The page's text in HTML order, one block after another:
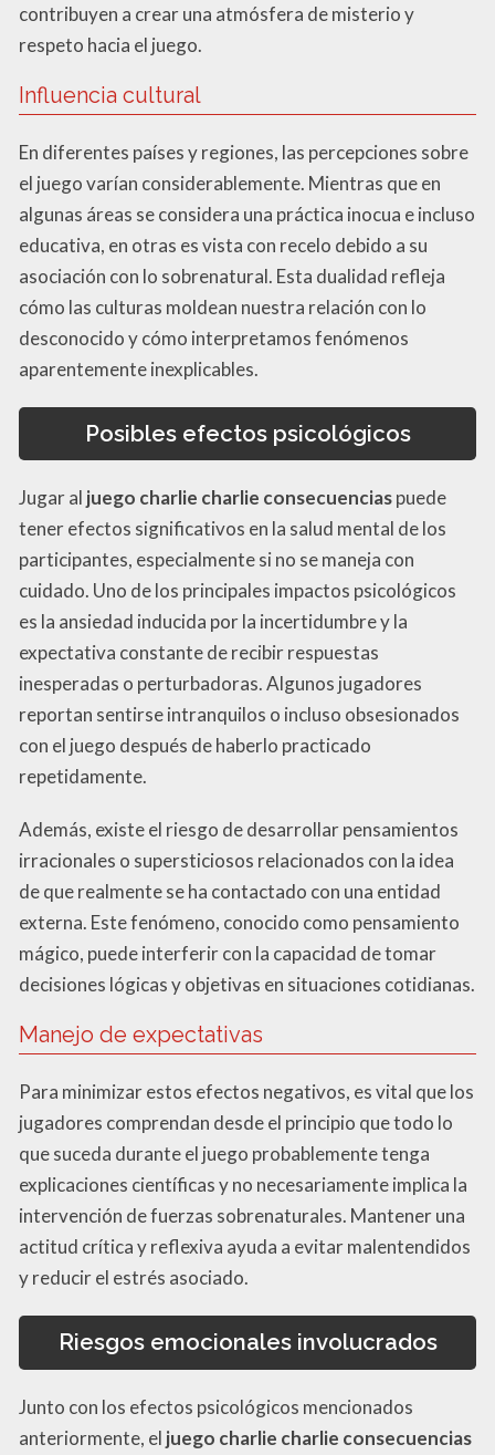
contribuyen a crear una atmósfera de misterio y
respeto hacia el juego.
Influencia cultural
En diferentes países y regiones, las percepciones sobre
el juego varían considerablemente. Mientras que en
algunas áreas se considera una práctica inocua e incluso
educativa, en otras es vista con recelo debido a su
asociación con lo sobrenatural. Esta dualidad refleja
cómo las culturas moldean nuestra relación con lo
desconocido y cómo interpretamos fenómenos
aparentemente inexplicables.
Posibles efectos psicológicos
Jugar al juego charlie charlie consecuenciaspuede
tener efectos significativos en la salud mental de los
participantes, especialmente si no se maneja con
cuidado. Uno de los principales impactos psicológicos
es la ansiedad inducida por la incertidumbre y la
expectativa constante de recibir respuestas
inesperadas o perturbadoras. Algunos jugadores
reportan sentirse intranquilos o incluso obsesionados
con el juego después de haberlo practicado
repetidamente.
Además, existe el riesgo de desarrollar pensamientos
irracionales o supersticiosos relacionados con la idea
de que realmente se ha contactado con una entidad
externa. Este fenómeno, conocido como pensamiento
mágico, puede interferir con la capacidad de tomar
decisiones lógicas y objetivas en situaciones cotidianas.
Manejo de expectativas
Para minimizar estos efectos negativos, es vital que los
jugadores comprendan desde el principio que todo lo
que suceda durante el juego probablemente tenga
explicaciones científicas y no necesariamente implica la
intervención de fuerzas sobrenaturales. Mantener una
actitud crítica y reflexiva ayuda a evitar malentendidos
y reducir el estrés asociado.
Riesgos emocionales involucrados
Junto con los efectos psicológicos mencionados
anteriormente, el juego charlie charlie consecuencias